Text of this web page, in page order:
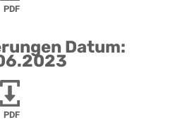
PDF
Datum:
PDF